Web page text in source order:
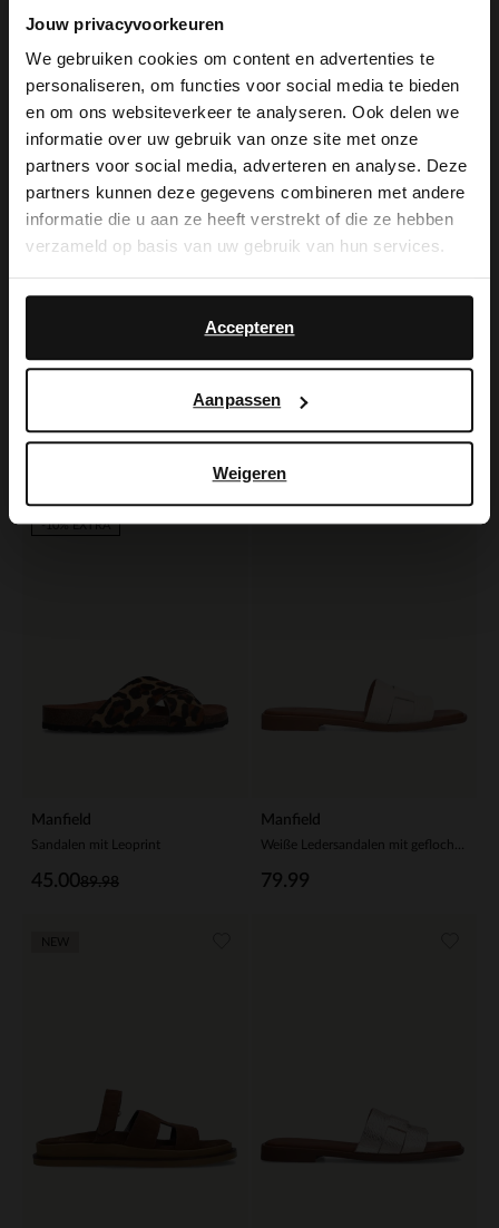
Jouw privacyvoorkeuren
We gebruiken cookies om content en advertenties te
personaliseren, om functies voor social media te bieden
en om ons websiteverkeer te analyseren. Ook delen we
informatie over uw gebruik van onze site met onze
partners voor social media, adverteren en analyse. Deze
partners kunnen deze gegevens combineren met andere
informatie die u aan ze heeft verstrekt of die ze hebben
verzameld op basis van uw gebruik van hun services.
Accepteren
Aanpassen
Weigeren
79.99
63.99
-20%
-10% EXTRA
89.99
Manfield
Sandalen mit Leoprint
89.98
45.00
-50%
-10% EXTRA
Manfield
79.99
×
View this website in English?
It looks like your language isn't Dutch. Would
you like to switch to English?
English